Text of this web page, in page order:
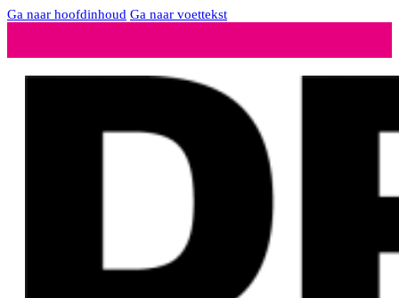
Ga naar hoofdinhoud Ga naar voettekst